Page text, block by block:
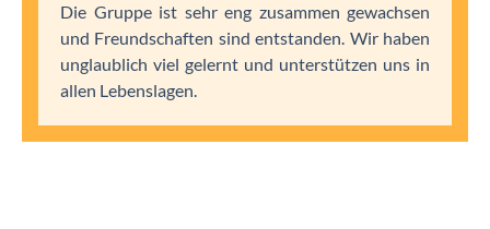
Die Gruppe ist sehr eng zusammen gewachsen
und Freundschaften sind entstanden. Wir haben
unglaublich viel gelernt und unterstützen uns in
allen Lebenslagen.